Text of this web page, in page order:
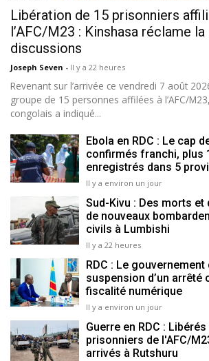
Libération de 15 prisonniers
l’AFC/M23 : Kinshasa réclame
discussions
Joseph Seven - Il y a 22 heures
Revenant sur l’arrivée ce vendredi 7 août
groupe de 15 personnes affilées à l’AFC/
congolais a indiqué...
Ebola en RDC : Le cap
confirmés franchi, plus
enregistrés dans 5
Il y a environ un jour
Sud-Kivu : Des morts et
de nouveaux
civils à Lumbishi
Il y a 22 heures
RDC : Le gouvernement
suspension d’un arrêté
fiscalité numérique
Il y a environ un jour
Guerre en RDC :
prisonniers de l'AFC/
arrivés à Rutshuru